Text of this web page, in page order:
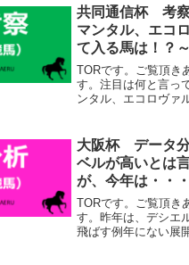
に！？中山2000ｍ
ーナーを４つまわる...
共同通信杯 考
マンタル、エコ
て入る馬は！？～
TORです。ご覧頂き
す。注目は何と言っ
ンタル、エコロヴァ
いきましょう。出走
想定人気順）１...
大阪杯 データ
ベルが高いとは
が、今年は・・
TORです。ご覧頂き
す。昨年は、デシエ
飛ばす例年にない展